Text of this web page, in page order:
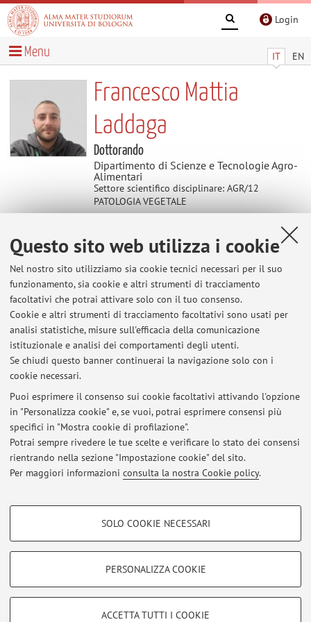
Questo sito web utilizza i cookie
Nel nostro sito utilizziamo sia cookie tecnici necessari per il suo
funzionamento, sia cookie e altri strumenti di tracciamento
facoltativi che potrai attivare solo con il tuo consenso.
Cookie e altri strumenti di tracciamento facoltativi sono usati per
analisi statistiche, misure sull'efficacia della comunicazione
istituzionale e analisi dei comportamenti degli utenti.
Se chiudi questo banner continuerai la navigazione solo con i
cookie necessari.
Puoi esprimere il consenso sui cookie facoltativi attivando l'opzione
in "Personalizza cookie" e, se vuoi, potrai esprimere consensi più
specifici in "Mostra cookie di profilazione".
Potrai sempre rivedere le tue scelte e verificare lo stato dei consensi
rientrando nella sezione "Impostazione cookie" del sito.
Per maggiori informazioni consulta la nostra Cookie policy.
COOKIE DI PROFILAZIONE - FACOLTATIVI
COOKIE TECNICI - NECESSARI
SOLO COOKIE NECESSARI
PERSONALIZZA COOKIE
ACCETTA TUTTI I COOKIE
Login
IT EN
Menu
Francesco Mattia
Laddaga
Dottorando
Dipartimento di Scienze e Tecnologie Agro-
Alimentari
Settore scientifico disciplinare: AGR/12
PATOLOGIA VEGETALE
Contatti
E-mail: francesco.laddaga2@unibo.it
Dipartimento di Scienze e Tecnologie Agro-Alimentari
Viale Fanin 50, Bologna -
Vai alla mappa
Ultimi avvisi
Al momento non sono presenti avvisi.
Area riservata
Accedi tramiteloginper gestire tutti i contenuti del sito.
Zamboni, 33 - 40126 Bologna - Partita IVA: 01131710376